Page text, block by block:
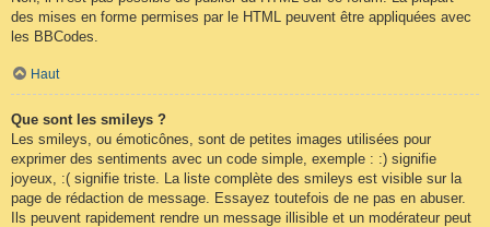
des mises en forme permises par le HTML peuvent être appliquées avec
les BBCodes.
Haut
Que sont les smileys ?
Les smileys, ou émoticônes, sont de petites images utilisées pour
exprimer des sentiments avec un code simple, exemple : :) signifie
joyeux, :( signifie triste. La liste complète des smileys est visible sur la
page de rédaction de message. Essayez toutefois de ne pas en abuser.
Ils peuvent rapidement rendre un message illisible et un modérateur peut